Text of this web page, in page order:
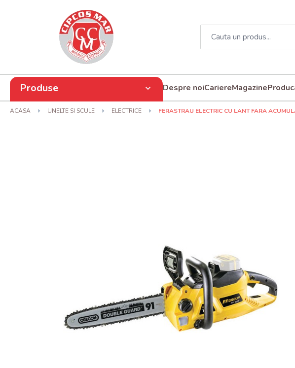
Produse Despre noiCariereMagazine
ACASA UNELTE SI SCULE ELECTRICE FERASTRAU ELECTRIC CU LANT FARA